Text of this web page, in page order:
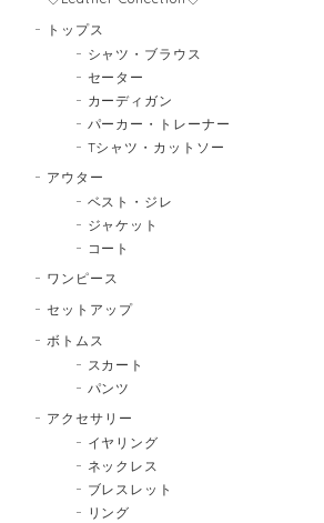
トップス
シャツ・ブラウス
セーター
カーディガン
パーカー・トレーナー
Tシャツ・カットソー
アウター
ベスト・ジレ
ジャケット
コート
ワンピース
セットアップ
ボトムス
スカート
パンツ
アクセサリー
イヤリング
ネックレス
ブレスレット
リング